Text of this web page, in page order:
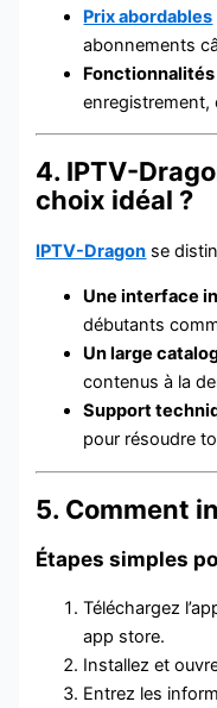
Prix abordables
abonnements
enregistrement,
4. IPTV-
choix idéal ?
IPTV-Dragon se
Une interface
débutants
Un large
contenus à la
Support
pour résoudre
5. Comment
Étapes simples
Téléchargez
app store.
Installez et
Entrez les